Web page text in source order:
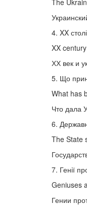
The
4. XX
XX
ХХ век и
5. Що
What has
Что дала
6.
The State
7. Генії
Geniuses
Гении